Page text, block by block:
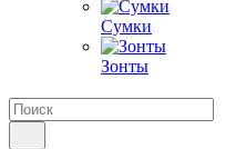
Сумки
Зонты